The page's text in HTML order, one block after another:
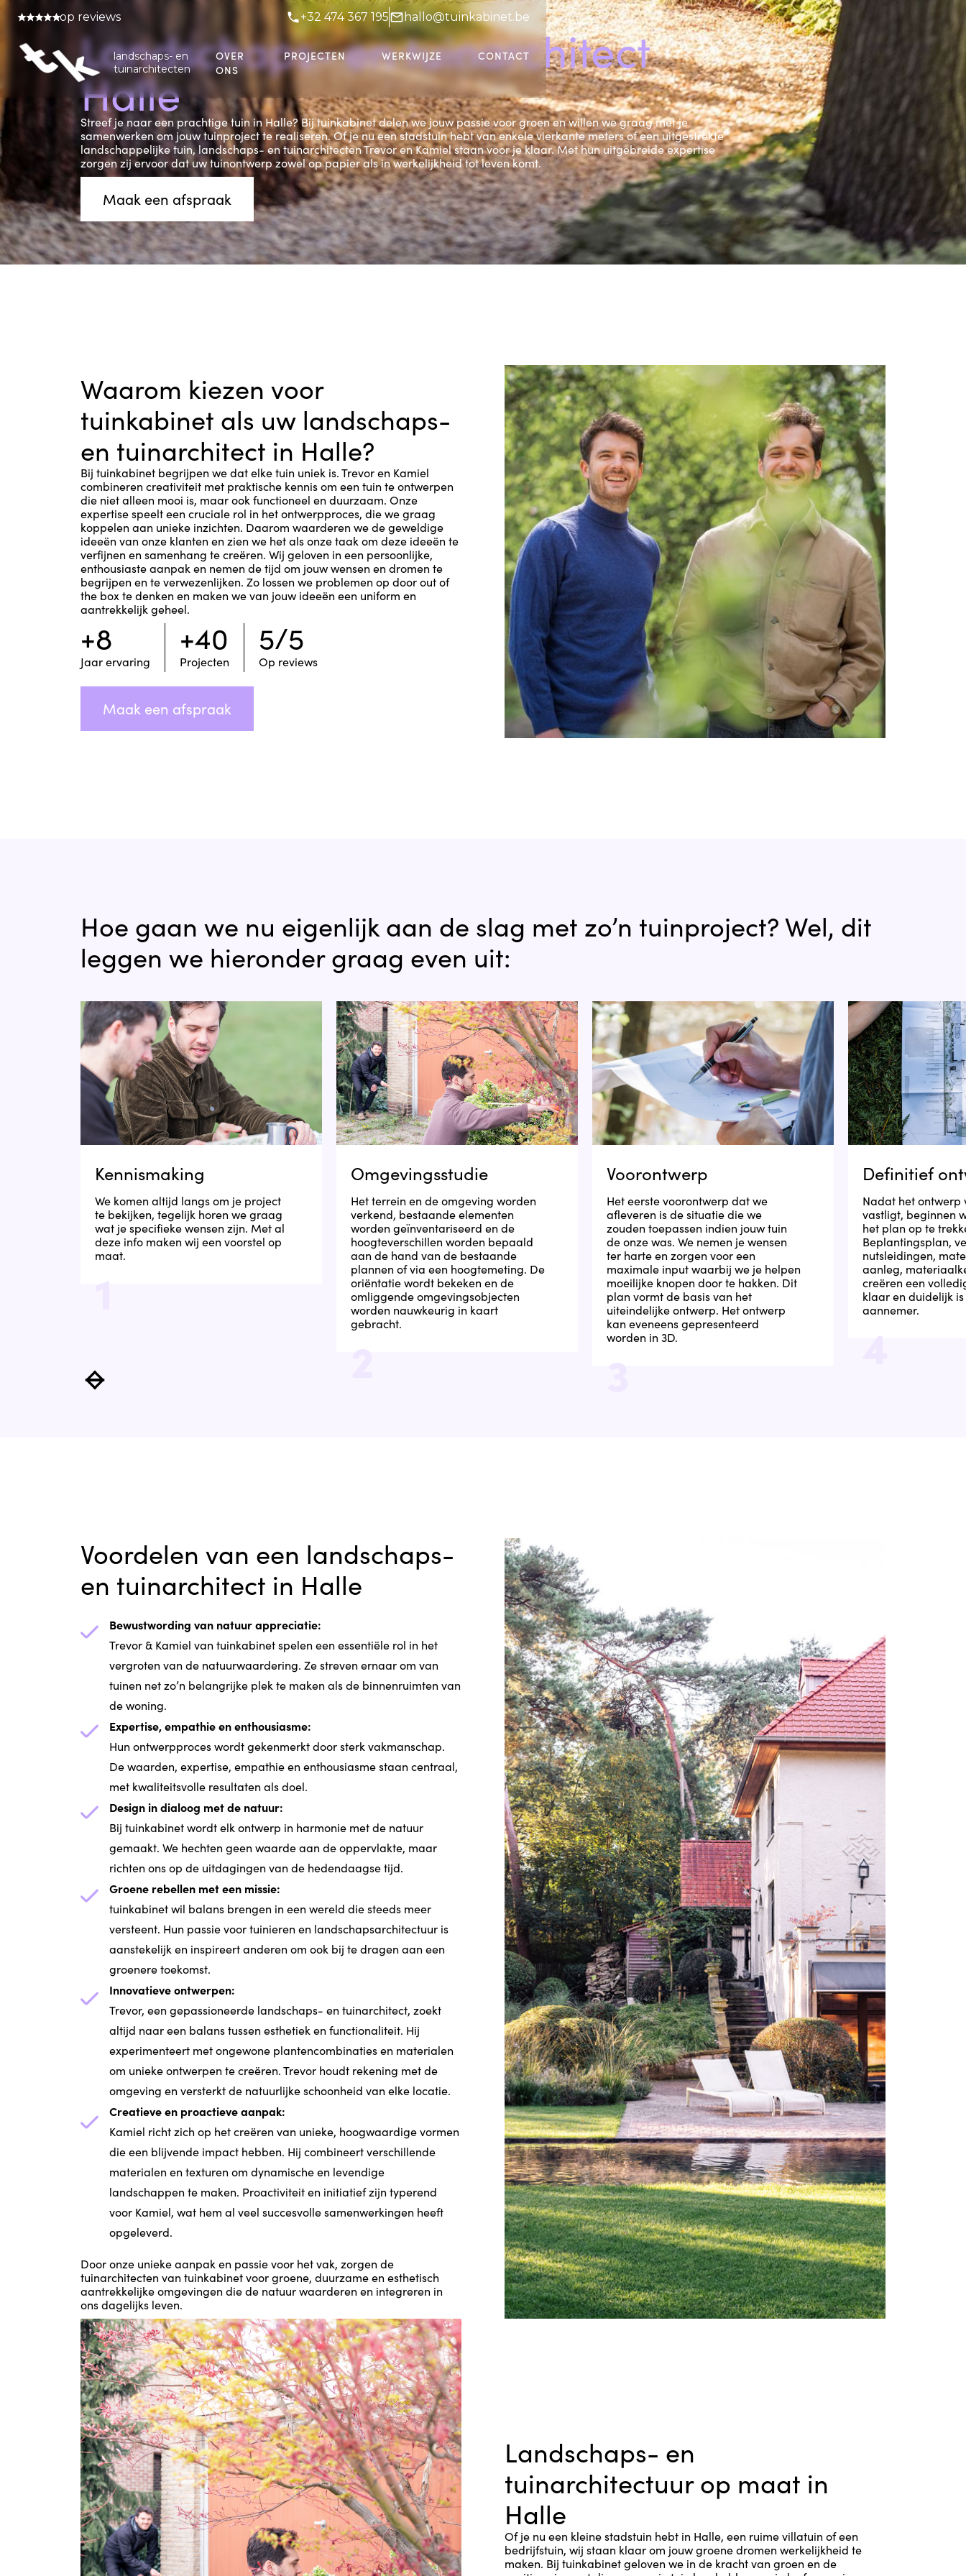
op reviews +32 474 367 195 hallo@tuinkabinet.be
landschaps- en
tuinarchitecten
OVER
ONS
PROJECTEN WERKWIJZE CONTACT
Landschaps- en tuinarchitect
Halle
Streef je naar een prachtige tuin in Halle? Bij tuinkabinet delen we jouw passie voor groen en willen we graag met je
samenwerken om jouw tuinproject te realiseren. Of je nu een stadstuin hebt van enkele vierkante meters of een uitgestrekte
landschappelijke tuin, landschaps- en tuinarchitecten Trevor en Kamiel staan voor je klaar. Met hun uitgebreide expertise
zorgen zij ervoor dat uw tuinontwerp zowel op papier als in werkelijkheid tot leven komt.
Maak een afspraak
Waarom kiezen voor
tuinkabinet als uw landschaps-
en tuinarchitect in Halle?
Bij tuinkabinet begrijpen we dat elke tuin uniek is. Trevor en Kamiel
combineren creativiteit met praktische kennis om een tuin te ontwerpen
die niet alleen mooi is, maar ook functioneel en duurzaam. Onze
expertise speelt een cruciale rol in het ontwerpproces, die we graag
koppelen aan unieke inzichten. Daarom waarderen we de geweldige
ideeën van onze klanten en zien we het als onze taak om deze ideeën te
verfijnen en samenhang te creëren. Wij geloven in een persoonlijke,
enthousiaste aanpak en nemen de tijd om jouw wensen en dromen te
begrijpen en te verwezenlijken. Zo lossen we problemen op door out of
the box te denken en maken we van jouw ideeën een uniform en
aantrekkelijk geheel.
+8
Jaar ervaring
+40
Projecten
5/5
Op reviews
Maak een afspraak
Hoe gaan we nu eigenlijk aan de slag met zo’n tuinproject? Wel, dit
leggen we hieronder graag even uit:
Kennismaking
We komen altijd langs om je project
te bekijken, tegelijk horen we graag
wat je specifieke wensen zijn. Met al
deze info maken wij een voorstel op
maat.
Omgevingsstudie
Het terrein en de omgeving worden
verkend, bestaande elementen
worden geïnventariseerd en de
hoogteverschillen worden bepaald
aan de hand van de bestaande
plannen of via een hoogtemeting. De
oriëntatie wordt bekeken en de
omliggende omgevingsobjecten
worden nauwkeurig in kaart
gebracht.
Voorontwerp
Het eerste voorontwerp dat we
afleveren is de situatie die we
zouden toepassen indien jouw tuin
de onze was. We nemen je wensen
ter harte en zorgen voor een
maximale input waarbij we je helpen
moeilijke knopen door te hakken. Dit
plan vormt de basis van het
uiteindelijke ontwerp. Het ontwerp
kan eveneens gepresenteerd
worden in 3D.
Definitief
Nadat het ontwerp
vastligt, beginnen
het plan op te
Beplantingsplan,
nutsleidingen,
aanleg,
creëren een
klaar en duidelijk
aannemer.
Voordelen van een landschaps-
en tuinarchitect in Halle
Bewustwording van natuur appreciatie:
Trevor & Kamiel van tuinkabinet spelen een essentiële rol in het
vergroten van de natuurwaardering. Ze streven ernaar om van
tuinen net zo’n belangrijke plek te maken als de binnenruimten van
de woning.
Expertise, empathie en enthousiasme:
Hun ontwerpproces wordt gekenmerkt door sterk vakmanschap.
De waarden, expertise, empathie en enthousiasme staan centraal,
met kwaliteitsvolle resultaten als doel.
Design in dialoog met de natuur:
Bij tuinkabinet wordt elk ontwerp in harmonie met de natuur
gemaakt. We hechten geen waarde aan de oppervlakte, maar
richten ons op de uitdagingen van de hedendaagse tijd.
Groene rebellen met een missie:
tuinkabinet wil balans brengen in een wereld die steeds meer
versteent. Hun passie voor tuinieren en landschapsarchitectuur is
aanstekelijk en inspireert anderen om ook bij te dragen aan een
groenere toekomst.
Innovatieve ontwerpen:
Trevor, een gepassioneerde landschaps- en tuinarchitect, zoekt
altijd naar een balans tussen esthetiek en functionaliteit. Hij
experimenteert met ongewone plantencombinaties en materialen
om unieke ontwerpen te creëren. Trevor houdt rekening met de
omgeving en versterkt de natuurlijke schoonheid van elke locatie.
Creatieve en proactieve aanpak:
Kamiel richt zich op het creëren van unieke, hoogwaardige vormen
die een blijvende impact hebben. Hij combineert verschillende
materialen en texturen om dynamische en levendige
landschappen te maken. Proactiviteit en initiatief zijn typerend
voor Kamiel, wat hem al veel succesvolle samenwerkingen heeft
opgeleverd.
Door onze unieke aanpak en passie voor het vak, zorgen de
tuinarchitecten van tuinkabinet voor groene, duurzame en esthetisch
aantrekkelijke omgevingen die de natuur waarderen en integreren in
ons dagelijks leven.
Landschaps- en
tuinarchitectuur op maat in
Halle
Of je nu een kleine stadstuin hebt in Halle, een ruime villatuin of een
bedrijfstuin, wij staan klaar om jouw groene dromen werkelijkheid te
maken. Bij tuinkabinet geloven we in de kracht van groen en de